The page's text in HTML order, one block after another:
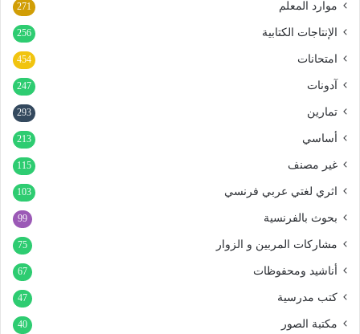
موارد المعلم 271
الإنتاجات الكتابية 256
امتحانات 454
آدونات 247
تمارين 293
أساسي 213
غير مصنف 115
اثري لغتي عربي فرنسي 103
بحوث بالفرنسية 99
مشاركات المربين و الزوار 75
أناشيد ومحفوظات 67
كتب مدرسية 47
مكتبة الصور 40